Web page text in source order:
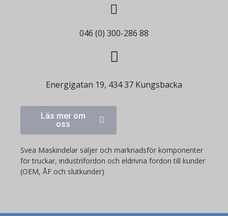
046 (0) 300-286 88
Energigatan 19, 434 37 Kungsbacka
Läs mer om
oss
Svea Maskindelar säljer och marknadsför komponenter
för truckar, industrifordon och eldrivna fordon till kunder
(OEM, ÅF och slutkunder)